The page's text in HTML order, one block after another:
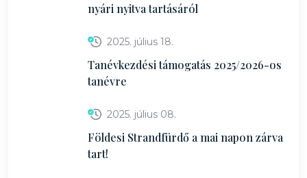
nyári nyitva tartásáról
2025. július 18.
Tanévkezdési támogatás 2025/2026-os
tanévre
2025. július 08.
Földesi Strandfürdő a mai napon zárva
tart!